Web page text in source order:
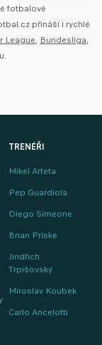
fotbalové
přináší i rychlé
League, Bundesliga,
TRENÉŘI
Mikel Arteta
Pep Guardiola
Diego Simeone
Brian Priske
Jindřich
Trpišovský
Miroslav Koubek
Carlo Ancelotti